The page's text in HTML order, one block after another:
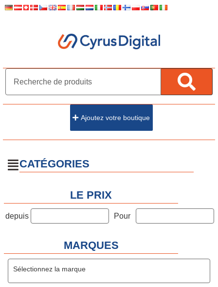
Ajoutez votre boutique
CATÉGORIES
LE PRIX
depuis Pour
MARQUES
Sélectionnez la marque